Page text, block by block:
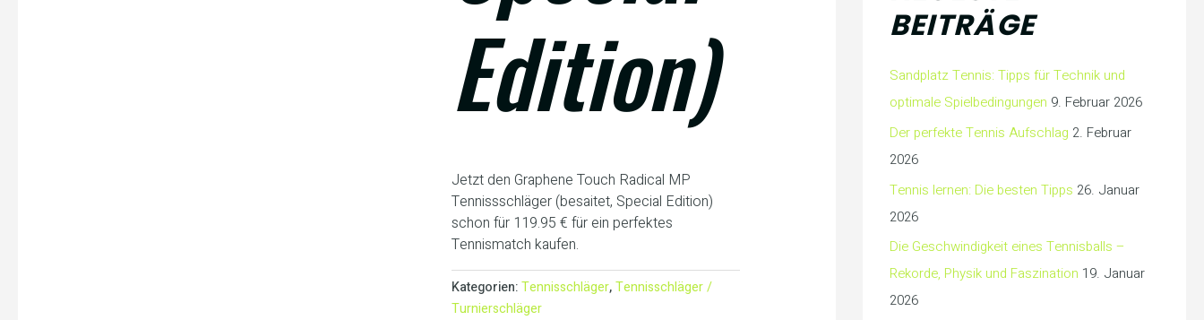
Edition)
Jetzt den Graphene Touch Radical MP
Tennissschläger (besaitet, Special Edition)
schon für 119.95 € für ein perfektes
Tennismatch kaufen.
Kategorien:Tennisschläger,Tennisschläger /
Turnierschläger
BEITRÄGE
Sandplatz Tennis: Tipps für Technik und
optimale Spielbedingungen 9. Februar 2026
Der perfekte Tennis Aufschlag 2. Februar
2026
Tennis lernen: Die besten Tipps 26. Januar
2026
Die Geschwindigkeit eines Tennisballs –
Rekorde, Physik und Faszination 19. Januar
2026